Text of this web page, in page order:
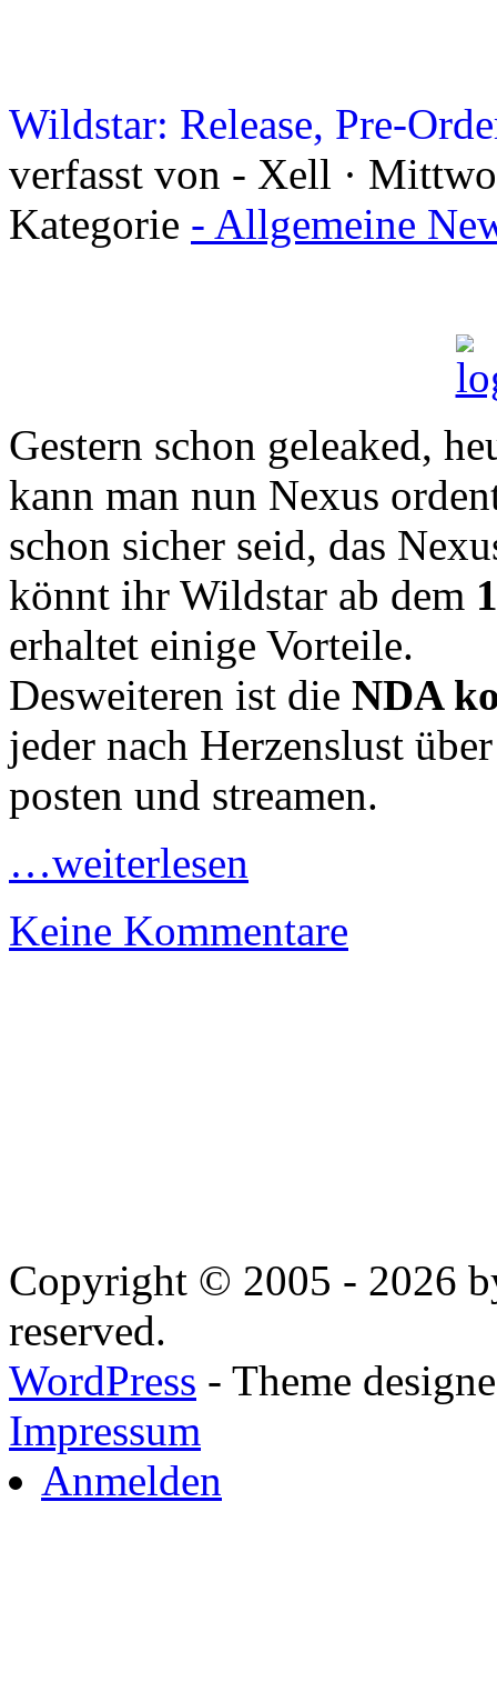
Wildstar: Release, Pre-
verfasst von - Xell ·
Kategorie - Allgemeine
Gestern schon geleaked,
kann man nun Nexus
schon sicher seid, das
könnt ihr Wildstar ab dem
erhaltet einige Vorteile.
Desweiteren ist die NDA
jeder nach Herzenslust
posten und streamen.
…weiterlesen
Keine Kommentare
Copyright © 2005 - 2026
reserved.
WordPress - Theme
Impressum
Anmelden